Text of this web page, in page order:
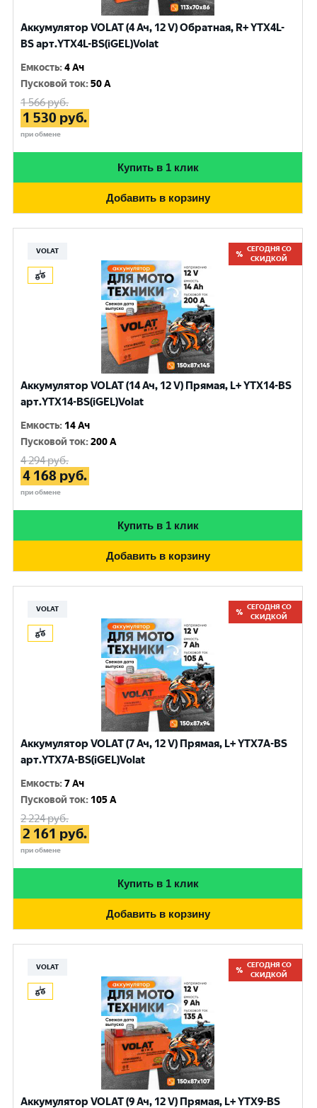
Аккумулятор VOLAT (4 Ач, 12 V) Обратная, R+ YTX4L-
BS арт.YTX4L-BS(iGEL)Volat
Емкость:4 Ач
Пусковой ток:50 A
1 566руб.
1 530 руб.
при обмене
Купить в 1 клик
Добавить в корзину
VOLAT
СЕГОДНЯ СО
СКИДКОЙ
Аккумулятор VOLAT (14 Ач, 12 V) Прямая, L+ YTX14-BS
арт.YTX14-BS(iGEL)Volat
Емкость: 14 Ач
Пусковой ток:200 A
4 294руб.
4 168 руб.
при обмене
Купить в 1 клик
Добавить в корзину
VOLAT
СЕГОДНЯ СО
СКИДКОЙ
Аккумулятор VOLAT (7 Ач, 12 V) Прямая, L+ YTX7A-BS
арт.YTX7A-BS(iGEL)Volat
Емкость:7 Ач
Пусковой ток: 105 A
2 224руб.
2 161 руб.
при обмене
Купить в 1 клик
Добавить в корзину
VOLAT
СЕГОДНЯ СО
СКИДКОЙ
Аккумулятор VOLAT (9 Ач, 12 V) Прямая, L+ YTX9-BS